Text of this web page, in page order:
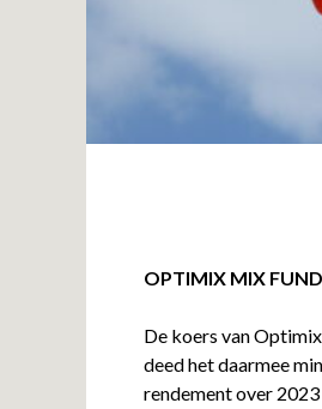
OPTIMIX MIX FUND
De koers van
deed het daarmee
rendement over